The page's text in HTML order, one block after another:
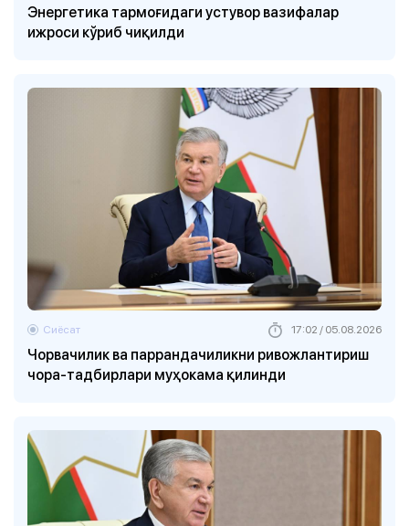
Энергетика тармоғидаги устувор вазифалар
ижроси кўриб чиқилди
Чорвачилик ва паррандачиликни ривожлантириш
чора-тадбирлари муҳокама қилинди
Сиёсат 17:02 / 05.08.2026